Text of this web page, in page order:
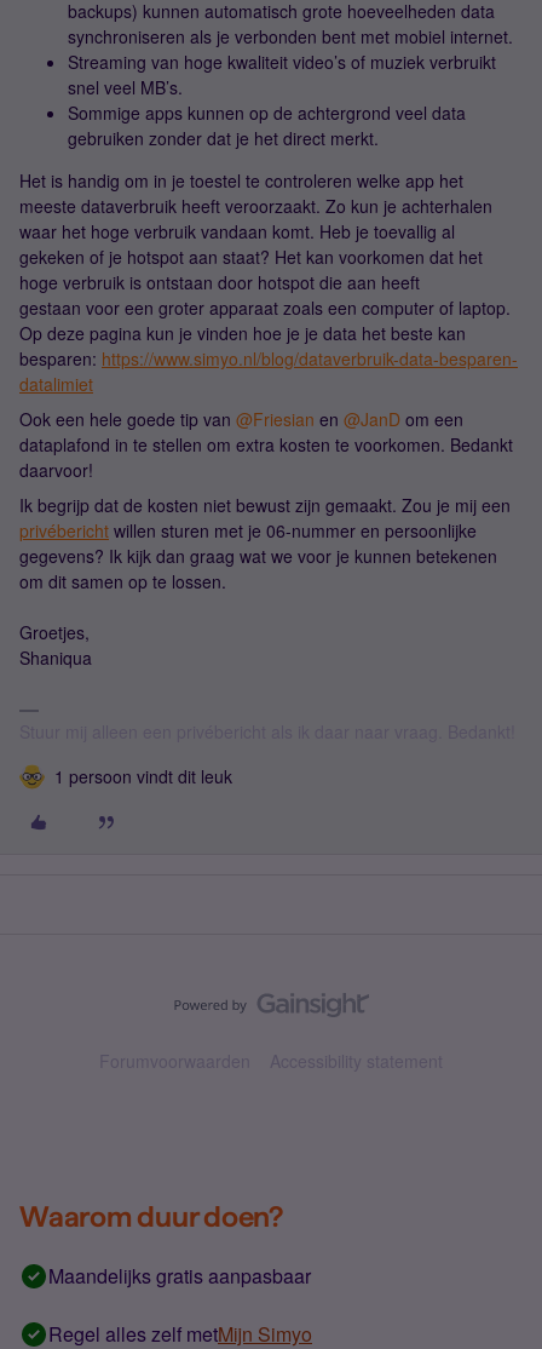
backups) kunnen automatisch grote hoeveelheden data
synchroniseren als je verbonden bent met mobiel internet.
Streaming van hoge kwaliteit video’s of muziek verbruikt
snel veel MB’s.
Sommige apps kunnen op de achtergrond veel data
gebruiken zonder dat je het direct merkt.
Het is handig om in je toestel te controleren welke app het
meeste dataverbruik heeft veroorzaakt. Zo kun je achterhalen
waar het hoge verbruik vandaan komt. Heb je toevallig al
gekeken of je hotspot aan staat? Het kan voorkomen dat het
hoge verbruik is ontstaan door hotspot die aan heeft
gestaan voor een groter apparaat zoals een computer of laptop.
Op deze pagina kun je vinden hoe je je data het beste kan
besparen: https://www.simyo.nl/blog/dataverbruik-data-besparen-
datalimiet
Ook een hele goede tip van ​ @Friesian en ​ @JanD om een
dataplafond in te stellen om extra kosten te voorkomen. Bedankt
daarvoor!
Ik begrijp dat de kosten niet bewust zijn gemaakt. Zou je mij een
privébericht willen sturen met je 06-nummer en persoonlijke
gegevens? Ik kijk dan graag wat we voor je kunnen betekenen
om dit samen op te lossen.
Groetjes,
Shaniqua
1 persoon vindt dit leuk
Forumvoorwaarden Accessibility statement
Waarom duur doen?
Maandelijks gratis aanpasbaar
Regel alles zelf metMijn Simyo